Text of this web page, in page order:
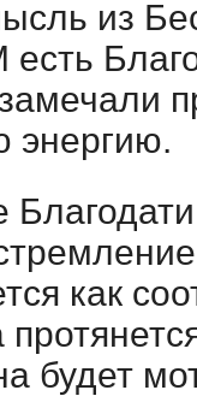
из
энергию.
как
будет